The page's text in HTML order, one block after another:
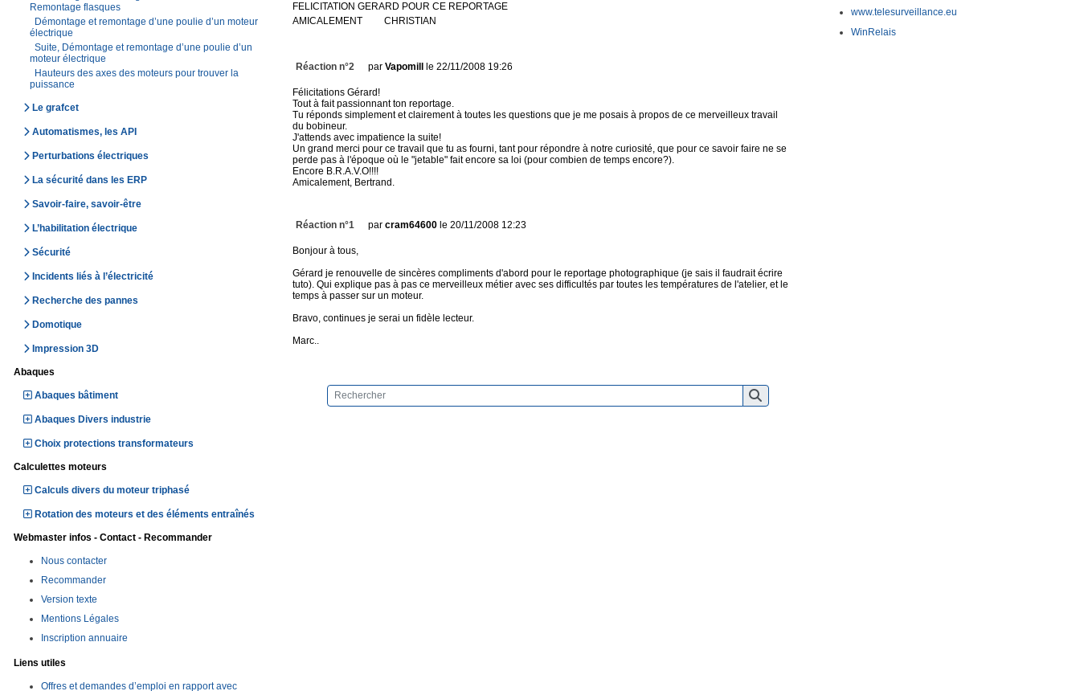
Remontage flasques
Démontage et remontage d’une poulie d’un moteur
électrique
Suite, Démontage et remontage d’une poulie d’un
moteur électrique
Hauteurs des axes des moteurs pour trouver la
puissance
Le grafcet
Automatismes, les API
Perturbations électriques
La sécurité dans les ERP
Savoir-faire, savoir-être
L’habilitation électrique
Sécurité
Incidents liés à l’électricité
Recherche des pannes
Domotique
Impression 3D
Abaques
Abaques bâtiment
Abaques Divers industrie
Choix protections transformateurs
Calculettes moteurs
Calculs divers du moteur triphasé
Rotation des moteurs et des éléments entraînés
Webmaster infos - Contact - Recommander
Nous contacter
Recommander
Version texte
Mentions Légales
Inscription annuaire
Liens utiles
Offres et demandes d’emploi en rapport avec
FELICITATION GERARD POUR CE REPORTAGE
AMICALEMENT CHRISTIAN
Réaction n°2 par Vapomillle 22/11/2008 19:26
Félicitations Gérard!
Tout à fait passionnant ton reportage.
Tu réponds simplement et clairement à toutes les questions que je me posais à propos de ce merveilleux travail
du bobineur.
J'attends avec impatience la suite!
Un grand merci pour ce travail que tu as fourni, tant pour répondre à notre curiosité, que pour ce savoir faire ne se
perde pas à l'époque où le "jetable" fait encore sa loi (pour combien de temps encore?).
Encore B.R.A.V.O!!!!
Amicalement, Bertrand.
Réaction n°1 par cram64600le 20/11/2008 12:23
Bonjour à tous,
Gérard je renouvelle de sincères compliments d'abord pour le reportage photographique (je sais il faudrait écrire
tuto). Qui explique pas à pas ce merveilleux métier avec ses difficultés par toutes les températures de l'atelier, et le
temps à passer sur un moteur.
Bravo, continues je serai un fidèle lecteur.
Marc..
www.telesurveillance.eu
WinRelais